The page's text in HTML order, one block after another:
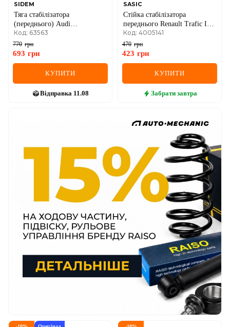
SIDEM
Тяга стабілізатора
(переднього) Audi
A3/Q3/Skoda
Octavia/SuperB/VW
Caddy/Passat/Tiguan/Touran
Код: 63563
770 грн
693 грн
КУПИТИ
Відправка 11.08
SASIC
Стійка стабілізатора
переднього Renault Trafic II +
III / Laguna II / Espace IV /
Clio III *Sport*
Код: 4005141
470 грн
423 грн
КУПИТИ
Забрати завтра